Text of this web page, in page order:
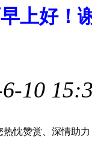
上好！
10
热忱赞赏、深情助力